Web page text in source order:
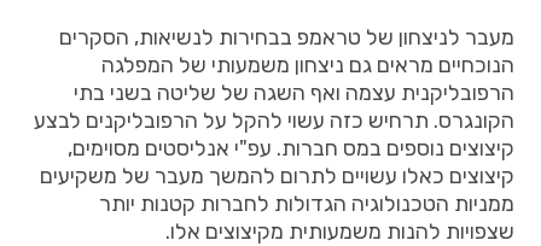
מעבר לניצחון של טראמפ בבחירות לנשיאות, הסקרים
הנוכחיים מראים גם ניצחון משמעותי של המפלגה
הרפובליקנית עצמה ואף השגה של שליטה בשני בתי
הקונגרס. תרחיש כזה עשוי להקל על הרפובליקנים לבצע
קיצוצים נוספים במס חברות. עפ"י אנליסטים מסוימים,
קיצוצים כאלו עשויים לתרום להמשך מעבר של משקיעים
ממניות הטכנולוגיה הגדולות לחברות קטנות יותר
שצפויות להנות משמעותית מקיצוצים אלו.